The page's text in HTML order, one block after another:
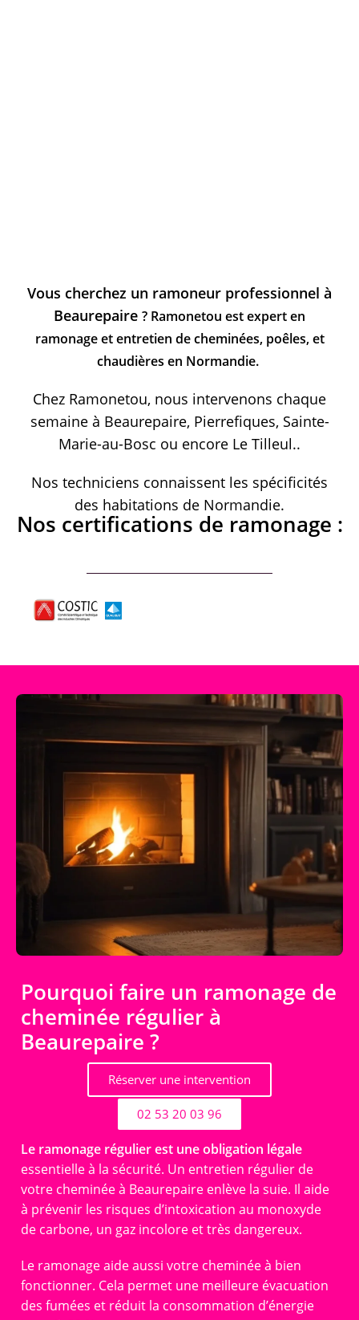
Vous cherchez un ramoneur professionnel à
Beaurepaire ? Ramonetou est expert en
ramonage et entretien de cheminées, poêles, et
chaudières en Normandie.
Chez Ramonetou, nous intervenons chaque
semaine à Beaurepaire, Pierrefiques, Sainte-
Marie-au-Bosc ou encore Le Tilleul..
Nos techniciens connaissent les spécificités
des habitations de Normandie.
Nos certifications de ramonage :
Pourquoi faire un ramonage de
cheminée régulier à
Beaurepaire ?
Réserver une intervention
02 53 20 03 96
Le ramonage régulier est une obligation légale
essentielle à la sécurité. Un entretien régulier de
votre cheminée à Beaurepaire enlève la suie. Il aide
à prévenir les risques d’intoxication au monoxyde
de carbone, un gaz incolore et très dangereux.
Le ramonage aide aussi votre cheminée à bien
fonctionner. Cela permet une meilleure évacuation
des fumées et réduit la consommation d’énergie